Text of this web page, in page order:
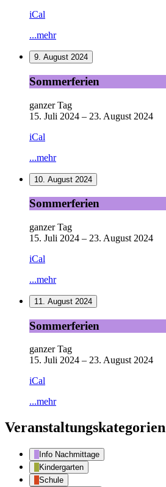
iCal
...mehr
9. August 2024
Sommerferien
Sommerferien
ganzer Tag
15. Juli 2024 – 23. August 2024
iCal
...mehr
10. August 2024
Sommerferien
Sommerferien
ganzer Tag
15. Juli 2024 – 23. August 2024
iCal
...mehr
11. August 2024
Sommerferien
Sommerferien
ganzer Tag
15. Juli 2024 – 23. August 2024
iCal
...mehr
Veranstaltungskategorien
Info Nachmittage
Kindergarten
Schule